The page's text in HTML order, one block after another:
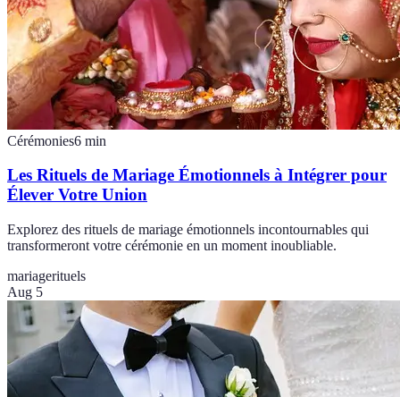
Cérémonies6 min
Les Rituels de Mariage Émotionnels à Intégrer pour
Élever Votre Union
Explorez des rituels de mariage émotionnels incontournables qui
transformeront votre cérémonie en un moment inoubliable.
mariagerituels
Aug 5